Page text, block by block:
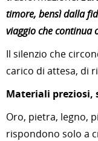
timore, bensì dalla
viaggio che continua
Il silenzio che
carico di attesa, di
Materiali
Oro, pietra, legno,
rispondono solo a